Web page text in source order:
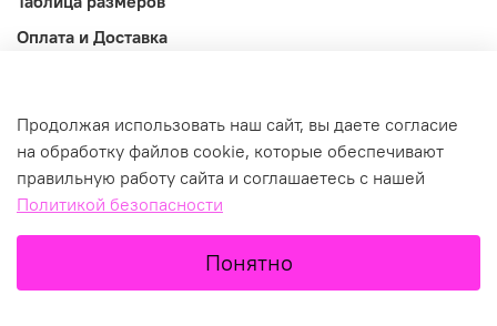
Оплата и Доставка
Информация
Продолжая использовать наш сайт, вы даете согласие
на обработку файлов cookie, которые обеспечивают
правильную работу сайта и соглашаетесь с нашей
Политикой безопасности
Понятно